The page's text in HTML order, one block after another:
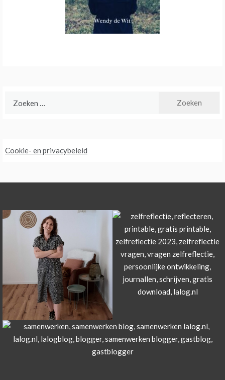
Cookie- en privacybeleid